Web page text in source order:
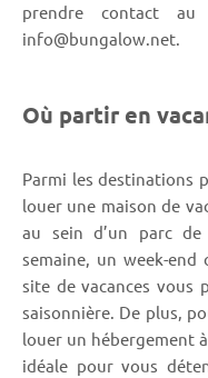
prendre contact
info@bungalow.net.
Où partir en
Parmi les destinations
louer une maison de
au sein d’un parc de
semaine, un week-end
site de vacances vous
saisonnière. De plus,
louer un hébergement
idéale pour vous